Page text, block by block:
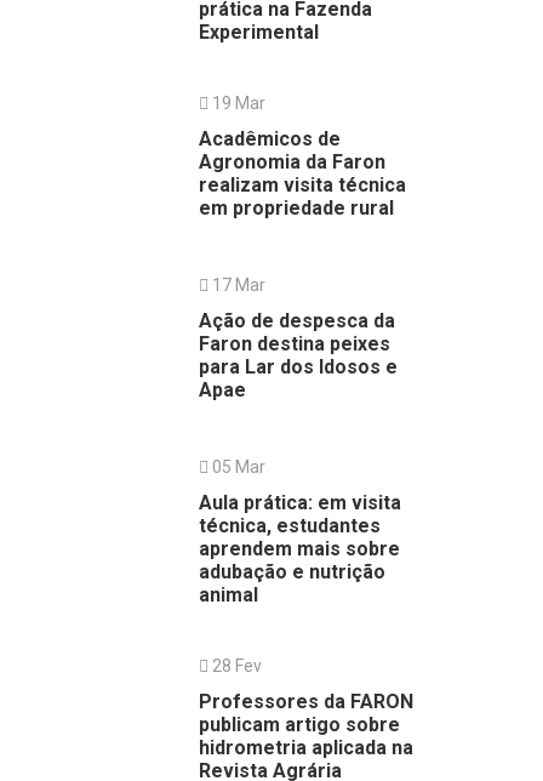
prática na Fazenda
Experimental
19 Mar
Acadêmicos de
Agronomia da Faron
realizam visita técnica
em propriedade rural
17 Mar
Ação de despesca da
Faron destina peixes
para Lar dos Idosos e
Apae
05 Mar
Aula prática: em visita
técnica, estudantes
aprendem mais sobre
adubação e nutrição
animal
28 Fev
Professores da FARON
publicam artigo sobre
hidrometria aplicada na
Revista Agrária